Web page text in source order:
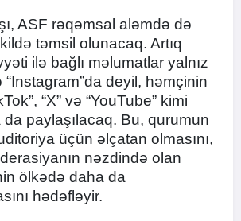
ASF rəqəmsal aləmdə də
təmsil olunacaq. Artıq
ilə bağlı məlumatlar yalnız
“Instagram”da deyil, həmçinin
“X” və “YouTube” kimi
paylaşılacaq. Bu, qurumun
üçün əlçatan olmasını,
nəzdində olan
ölkədə daha da
hədəfləyir.